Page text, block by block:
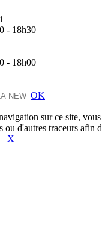
- 18h30
- 18h00
OK
sur ce site, vous
d'autres traceurs afin
X